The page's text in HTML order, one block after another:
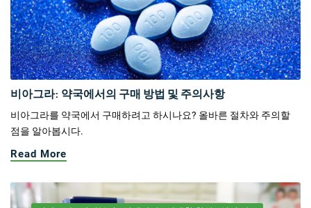
비아그라: 약국에서의 구매 방법 및 주의사항
비아그라를 약국에서 구매하려고 하시나요? 올바른 절차와 주의할
점을 알아봅시다.
Read More